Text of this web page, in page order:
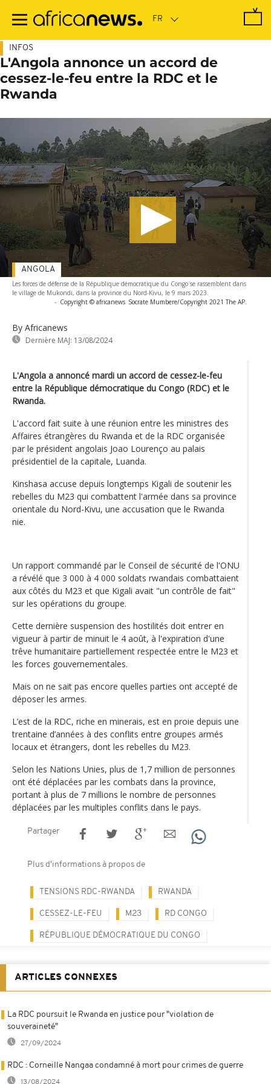
contenu
INFOS
L'Angola annonce un accord de
cessez-le-feu entre la RDC et le
Rwanda
Les forces de défense de la République démocratique du Congo se rassemblent dans
le village de Mukondi, dans la province du Nord-Kivu, le 9 mars 2023.
- Copyright © africanews Socrate Mumbere/Copyright 2021 The AP.
By Africanews
Dernière MAJ: 13/08/2024
ANGOLA
L'Angola a annoncé mardi un accord de cessez-le-feu
entre la République démocratique du Congo (RDC) et le
Rwanda.
L'accord fait suite à une réunion entre les ministres des
Affaires étrangères du Rwanda et de la RDC organisée
par le président angolais Joao Lourenço au palais
présidentiel de la capitale, Luanda.
Kinshasa accuse depuis longtemps Kigali de soutenir les
rebelles du M23 qui combattent l'armée dans sa province
orientale du Nord-Kivu, une accusation que le Rwanda
nie.
Un rapport commandé par le Conseil de sécurité de l'ONU
a révélé que 3 000 à 4 000 soldats rwandais combattaient
aux côtés du M23 et que Kigali avait "un contrôle de fait"
sur les opérations du groupe.
Cette dernière suspension des hostilités doit entrer en
vigueur à partir de minuit le 4 août, à l'expiration d'une
trêve humanitaire partiellement respectée entre le M23 et
les forces gouvernementales.
Mais on ne sait pas encore quelles parties ont accepté de
déposer les armes.
L’est de la RDC, riche en minerais, est en proie depuis une
trentaine d’années à des conflits entre groupes armés
locaux et étrangers, dont les rebelles du M23.
Selon les Nations Unies, plus de 1,7 million de personnes
ont été déplacées par les combats dans la province,
portant à plus de 7 millions le nombre de personnes
déplacées par les multiples conflits dans le pays.
Partager
Plus d'informations à propos de
TENSIONS RDC-RWANDA RWANDA
CESSEZ-LE-FEU M23 RD CONGO
RÉPUBLIQUE DÉMOCRATIQUE DU CONGO
ARTICLES CONNEXES
La RDC poursuit le Rwanda en justice pour "violation de
souveraineté"
27/09/2024
RDC : Corneille Nangaa condamné à mort pour crimes de guerre
13/08/2024